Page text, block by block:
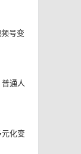
号变
通人
化变